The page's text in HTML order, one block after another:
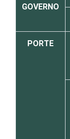
GOVERNO
PORTE